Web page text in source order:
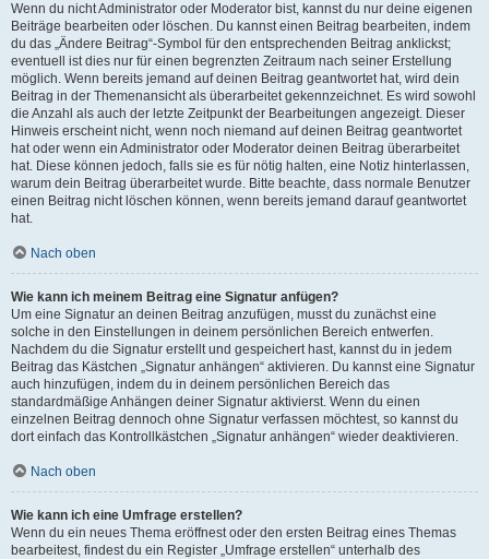
Wenn du nicht Administrator oder Moderator bist, kannst du nur deine eigenen
Beiträge bearbeiten oder löschen. Du kannst einen Beitrag bearbeiten, indem
du das „Ändere Beitrag“-Symbol für den entsprechenden Beitrag anklickst;
eventuell ist dies nur für einen begrenzten Zeitraum nach seiner Erstellung
möglich. Wenn bereits jemand auf deinen Beitrag geantwortet hat, wird dein
Beitrag in der Themenansicht als überarbeitet gekennzeichnet. Es wird sowohl
die Anzahl als auch der letzte Zeitpunkt der Bearbeitungen angezeigt. Dieser
Hinweis erscheint nicht, wenn noch niemand auf deinen Beitrag geantwortet
hat oder wenn ein Administrator oder Moderator deinen Beitrag überarbeitet
hat. Diese können jedoch, falls sie es für nötig halten, eine Notiz hinterlassen,
warum dein Beitrag überarbeitet wurde. Bitte beachte, dass normale Benutzer
einen Beitrag nicht löschen können, wenn bereits jemand darauf geantwortet
hat.
Nach oben
Wie kann ich meinem Beitrag eine Signatur anfügen?
Um eine Signatur an deinen Beitrag anzufügen, musst du zunächst eine
solche in den Einstellungen in deinem persönlichen Bereich entwerfen.
Nachdem du die Signatur erstellt und gespeichert hast, kannst du in jedem
Beitrag das Kästchen „Signatur anhängen“ aktivieren. Du kannst eine Signatur
auch hinzufügen, indem du in deinem persönlichen Bereich das
standardmäßige Anhängen deiner Signatur aktivierst. Wenn du einen
einzelnen Beitrag dennoch ohne Signatur verfassen möchtest, so kannst du
dort einfach das Kontrollkästchen „Signatur anhängen“ wieder deaktivieren.
Nach oben
Wie kann ich eine Umfrage erstellen?
Wenn du ein neues Thema eröffnest oder den ersten Beitrag eines Themas
bearbeitest, findest du ein Register „Umfrage erstellen“ unterhalb des